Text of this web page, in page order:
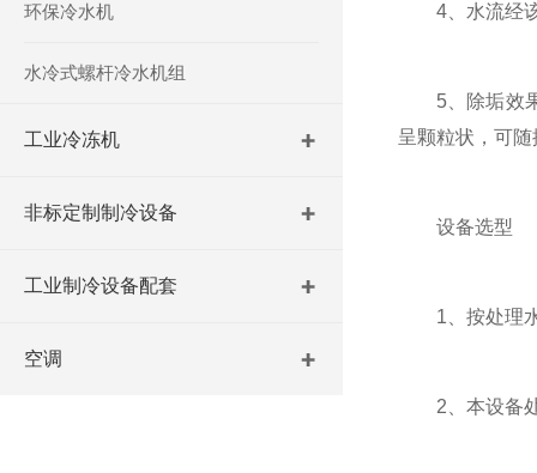
环保冷水机
水冷式螺杆冷水机组
工业冷冻机
非标定制制冷设备
工业制冷设备配套
空调
4、水流经该
5、除垢效果
呈颗粒状，可
设备选型
1、按处理水
2、本设备处